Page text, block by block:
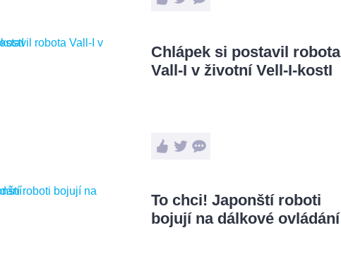
Chlápek si postavil robota
Vall-I v životní Vell-I-kostI
To chci! Japonští roboti
bojují na dálkové ovládání